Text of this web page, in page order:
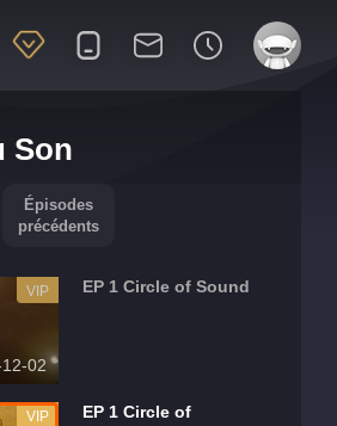
Son
Épisodes
précédents
02
VIP EP 1 Circle of Sound
VIP
EP 1 Circle of